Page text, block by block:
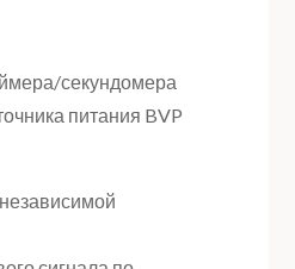
секундомера
питания BVP